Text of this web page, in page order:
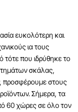
ευκολότερη και
ια τους
τότε που ιδρύθηκε το
σκάλας,
προσφέρουμε στους
Σήμερα, τα
60 χώρες σε όλο τον